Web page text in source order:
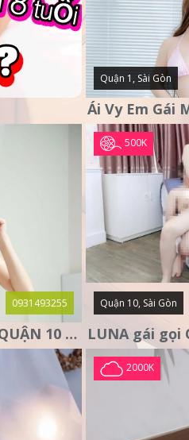
Quận 1, Sài Gòn
0931493255
THU QUỲNH GÁI GỌI QUẬN 10 – MẶT XINH DA TRẮNG – SANG
500K
Quận 10, Sài Gòn
2000K